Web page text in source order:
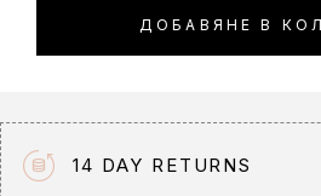
ДОБАВЯНЕ В
a
t
i
14 DAY RETURNS